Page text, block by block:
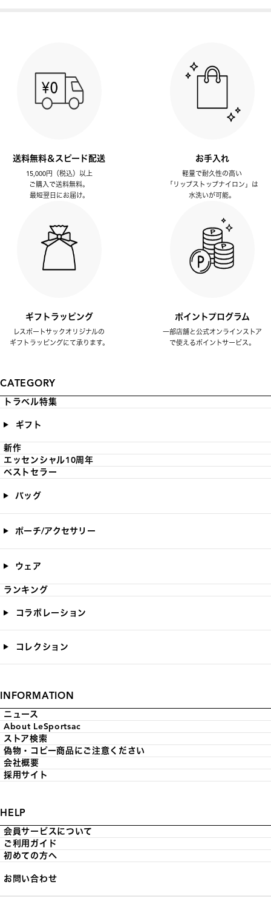
送料無料＆スピード配送
15,000円（税込）以上
ご購入で送料無料。
最短翌日にお届け。
お手入れ
軽量で耐久性の高い
「リップストップナイロン」は
水洗いが可能。
ギフトラッピング
レスポートサックオリジナルの
ギフトラッピングにて承ります。
ポイントプログラム
一部店舗と公式オンラインストア
で使えるポイントサービス。
CATEGORY
トラベル特集
ギフト
新作
エッセンシャル10周年
ベストセラー
バッグ
ポーチ/アクセサリー
ウェア
ランキング
コラボレーション
コレクション
INFORMATION
ニュース
About LeSportsac
ストア検索
偽物・コピー商品にご注意ください
会社概要
採用サイト
HELP
会員サービスについて
ご利用ガイド
初めての方へ
お問い合わせ